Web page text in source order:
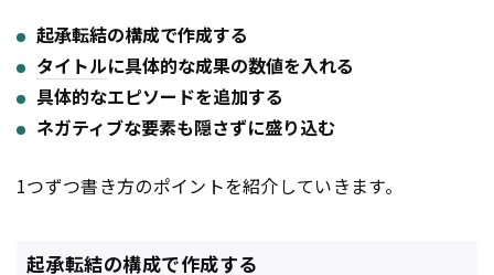
起承転結の構成で作成する
タイトルに具体的な成果の数値を入れる
具体的なエピソードを追加する
ネガティブな要素も隠さずに盛り込む
1つずつ書き方のポイントを紹介していきます。
起承転結の構成で作成する